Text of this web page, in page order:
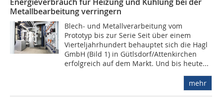
Energieverbrauch für Heizung und Kühlung bei der
Metallbearbeitung verringern
Blech- und Metallverarbeitung vom
Prototyp bis zur Serie Seit über einem
Vierteljahrhundert behauptet sich die Hagl
GmbH (Bild 1) in Gütlsdorf/Attenkirchen
erfolgreich auf dem Markt. Und bis heute...
mehr